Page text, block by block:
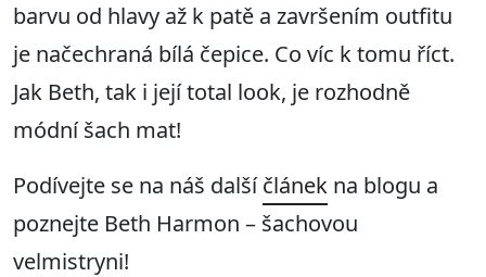
barvu od hlavy až k patě a završením outfitu
je načechraná bílá čepice. Co víc k tomu říct.
Jak Beth, tak i její total look, je rozhodně
módní šach mat!
Podívejte se na náš dalšíčlánek na blogu a
poznejte Beth Harmon – šachovou
velmistryni!